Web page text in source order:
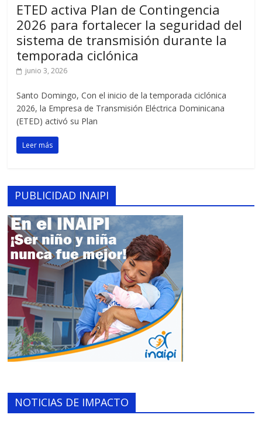
ETED activa Plan de Contingencia
2026 para fortalecer la seguridad del
sistema de transmisión durante la
temporada ciclónica
junio 3, 2026
Santo Domingo, Con el inicio de la temporada ciclónica
2026, la Empresa de Transmisión Eléctrica Dominicana
(ETED) activó su Plan
Leer más
PUBLICIDAD INAIPI
NOTICIAS DE IMPACTO